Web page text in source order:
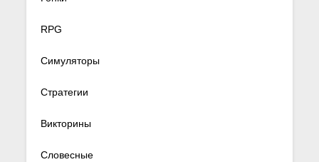
RPG
Симуляторы
Стратегии
Викторины
Словесные